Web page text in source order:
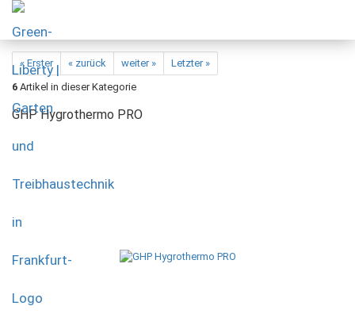
« Erster « zurück weiter »
Letzter »
6 Artikel in dieser Kategorie
GHP Hygrothermo PRO